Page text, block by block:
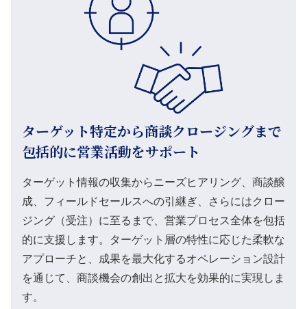
ターゲット特定から商談クロージングまで
包括的に営業活動をサポート
ターゲット情報の収集からニーズヒアリング、商談醸
成、フィールドセールスへの引継ぎ、さらにはクロー
ジング（受注）に至るまで、営業プロセス全体を包括
的に支援します。ターゲット層の特性に応じた柔軟な
アプローチと、成果を最大化するオペレーション設計
を通じて、商談機会の創出と拡大を効果的に実現しま
す。